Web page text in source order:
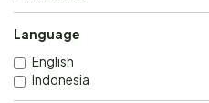
Language
English
Indonesia